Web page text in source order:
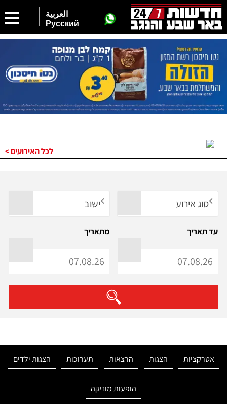
العربية
Русский
לכל האירועים >
ישוב סוג אירוע
מתאריך עד תאריך
אטרקציות הצגות הרצאות תערוכות הצגות ילדים
הופעות מוזיקה